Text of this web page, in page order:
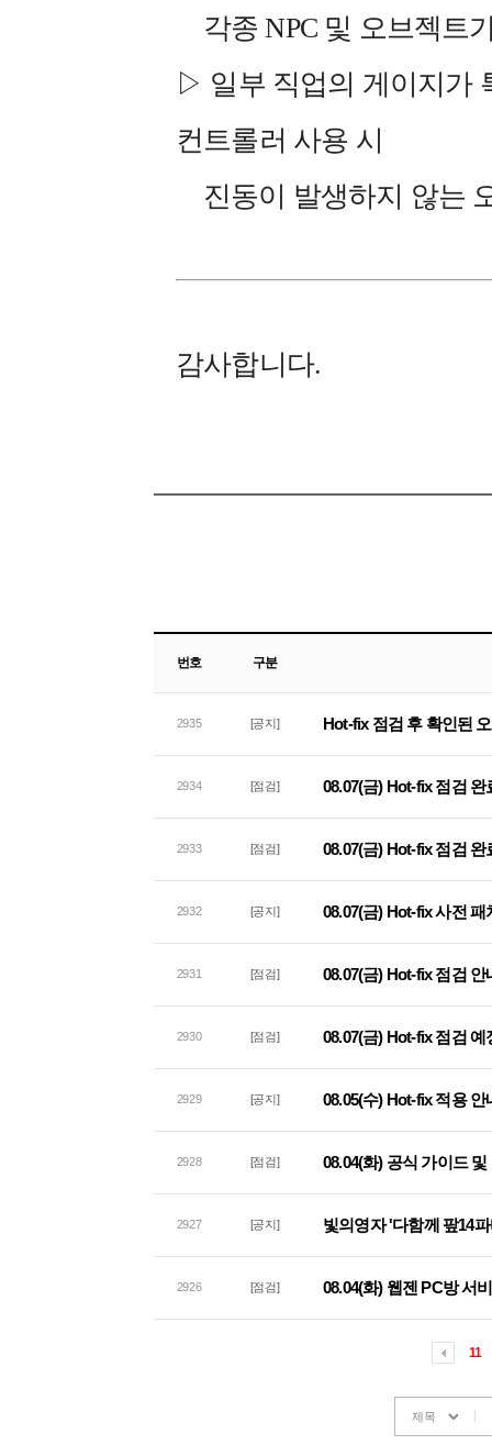
각종 NPC 및 오브젝트
▷ 일부 직업의 게이지가
컨트롤러 사용 시
진동이 발생하지 않는
감사합니다.
번호 구분
2935 [공지] Hot-fix 점검 후 확인된
2934 [점검] 08.07(금) Hot-fix 점검 완
2933 [점검] 08.07(금) Hot-fix 점검
2932 [공지] 08.07(금) Hot-fix 사전
2931 [점검] 08.07(금) Hot-fix 점검 안
2930 [점검] 08.07(금) Hot-fix 점검 예
2929 [공지] 08.05(수) Hot-fix 적용 안
2928 [점검] 08.04(화) 공식 가이드
2927 [공지] 빛의영자 '다함께 팦14
2926 [점검] 08.04(화) 웹젠 PC방 서
11